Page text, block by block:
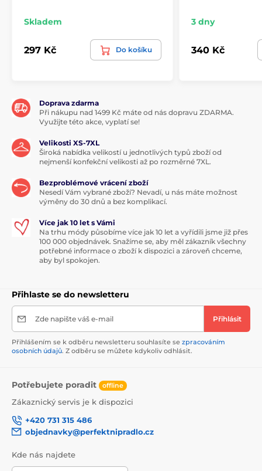
Skladem
297 Kč Do košíku
3 dny
340 Kč
Doprava zdarma
Při nákupu nad 1499 Kč máte od nás dopravu ZDARMA.
Využijte této akce, vyplatí se!
Velikosti XS-7XL
Široká nabídka velikostí u jednotlivých typů zboží od
nejmenší konfekční velikosti až po rozměrné 7XL.
Bezproblémové vrácení zboží
Nesedí Vám vybrané zboží? Nevadí, u nás máte možnost
výměny do 30 dnů a bez komplikací.
Více jak 10 let s Vámi
Na trhu módy působíme více jak 10 let a vyřídili jsme již přes
100 000 objednávek. Snažíme se, aby měl zákazník všechny
potřebné informace o zboží k dispozici a zároveň chceme,
aby byl spokojen.
Přihlaste se do newsletteru
Zde napište váš e-mail Přihlásit
Přihlášením se k odběru newsletteru souhlasíte se zpracováním
osobních údajů. Z odběru se můžete kdykoliv odhlásit.
Potřebujete poradit offline
Zákaznický servis je k dispozici
+420 731 315 486
objednavky@perfektnipradlo.cz
Kde nás najdete